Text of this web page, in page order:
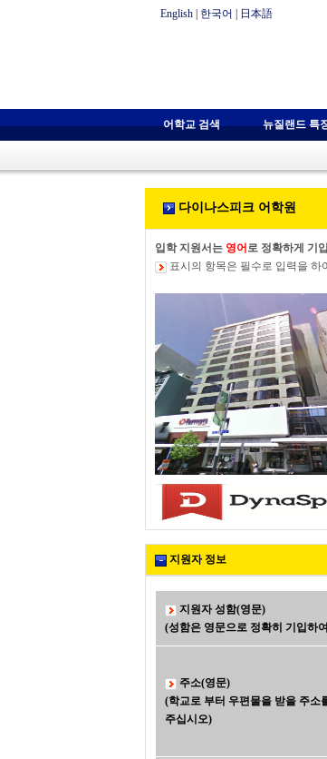
English 한국어 日本語
어학교 검색 뉴질랜드 특
다이나스피크 어학원
입학 지원서는 영어 로 정확하게 기
표시의 항목은 필수로 입력을 하
지원자 정보
지원자 성함(영문)
(성함은 영문으로 정확히 기입하
주소(영문)
(학교로 부터 우편물을 받을 주소
주십시오)